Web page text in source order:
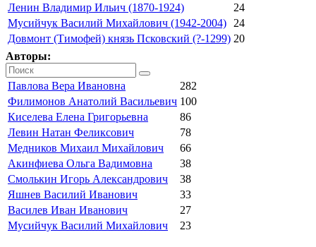
Ленин Владимир Ильич (1870-1924)
24
Мусийчук Василий Михайлович (1942-2004)
24
Довмонт (Тимофей) князь Псковский (?-1299) 20
Авторы:
Павлова Вера Ивановна
282
Филимонов Анатолий Васильевич 100
Киселева Елена Григорьевна
86
Левин Натан Феликсович
78
Медников Михаил Михайлович
66
Акинфиева Ольга Вадимовна
38
Смолькин Игорь Александрович
38
Яшнев Василий Иванович
33
Василев Иван Иванович
27
Мусийчук Василий Михайлович
23